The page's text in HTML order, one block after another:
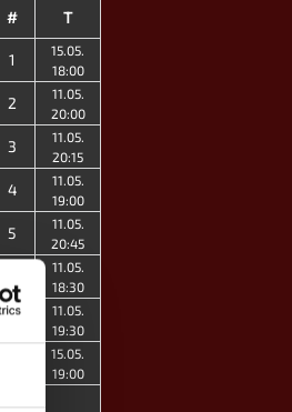
# T
1
15.05.
18:00
2
11.05.
20:00
3
11.05.
20:15
4
11.05.
19:00
5
11.05.
20:45
11.05.
18:30
15
11.05.
19:30
15.05.
19:00